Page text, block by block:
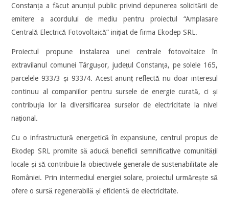
Constanța a făcut anunțul public privind depunerea solicitării de
emitere a acordului de mediu pentru proiectul “Amplasare
Centrală Electrică Fotovoltaică” inițiat de firma Ekodep SRL.
Proiectul propune instalarea unei centrale fotovoltaice în
extravilanul comunei Târgușor, județul Constanța, pe solele 165,
parcelele 933/3 și 933/4. Acest anunț reflectă nu doar interesul
continuu al companiilor pentru sursele de energie curată, ci și
contribuția lor la diversificarea surselor de electricitate la nivel
național.
Cu o infrastructură energetică în expansiune, centrul propus de
Ekodep SRL promite să aducă beneficii semnificative comunității
locale și să contribuie la obiectivele generale de sustenabilitate ale
României. Prin intermediul energiei solare, proiectul urmărește să
ofere o sursă regenerabilă și eficientă de electricitate.